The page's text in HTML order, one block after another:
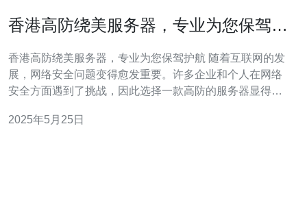
香港高防绕美服务器，专业为您保驾护
香港高防绕美服务器，专业为您保驾护航 随着互联网的发
展，网络安全问题变得愈发重要。许多企业和个人在网络
安全方面遇到了挑战，因此选择一款高防的服务器显得尤
的性能，成为了许多用户的首选。 香港高防绕美服务器采
2025年5月25日